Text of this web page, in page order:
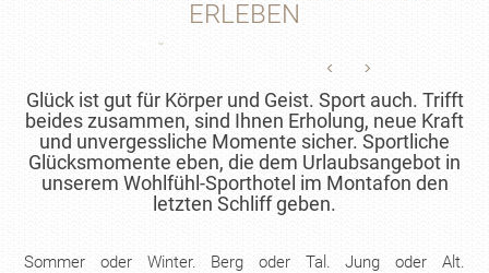
ERLEBEN
Glück ist gut für Körper und Geist. Sport auch. Trifft
beides zusammen, sind Ihnen Erholung, neue Kraft
und unvergessliche Momente sicher. Sportliche
Glücksmomente eben, die dem Urlaubsangebot in
unserem Wohlfühl-Sporthotel im Montafon den
letzten Schliff geben.
Sommer oder Winter. Berg oder Tal. Jung oder Alt.